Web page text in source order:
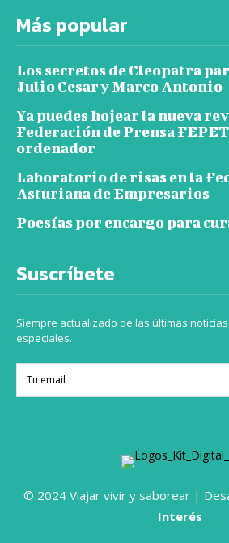
Más popular
Los secretos de Cleopatra
Julio Cesar y Marco Antonio
Ya puedes hojear la nueva
Federación de Prensa
ordenador
Laboratorio de risas en la
Asturiana de Empresarios
Poesías por encargo para
Suscríbete
Siempre actualizado de las últimas
especiales.
© 2024 Viajar vivir y saborear |
Interés